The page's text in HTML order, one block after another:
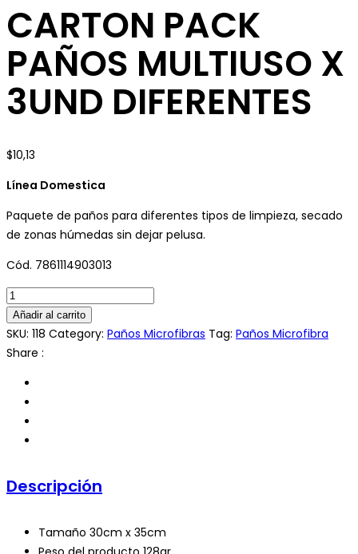
CARTON PACK
PAÑOS MULTIUSO X
3UND DIFERENTES
$10,13
Línea Domestica
Paquete de paños para diferentes tipos de limpieza, secado
de zonas húmedas sin dejar pelusa.
Cód. 7861114903013
CARTON
PACK
PAÑOS
MULTIUSO
3UND
DIFERENTES
cantidad
Añadir al carrito
SKU: 118 Category: Paños Microfibras Tag: Paños Microfibra
Share :
Descripción
Tamaño 30cm x 35cm